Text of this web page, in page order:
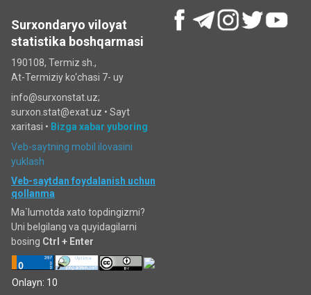
Surxondaryo viloyat
statistika boshqarmasi
190108, Termiz sh.,
At-Termiziy ko‘chasi 7- uy
info@surxonstat.uz;
surxon.stat@exat.uz • Sayt
xaritasi • Bizga xabar yuboring
Veb-saytning mobil ilovasini
yuklash
Veb-saytdan foydalanish uchun
qollanma
Ma`lumotda xato topdingizmi?
Uni belgilang va quyidagilarni
bosing Ctrl + Enter
Onlayn: 10